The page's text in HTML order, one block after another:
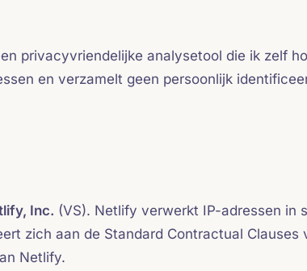
privacyvriendelijke analysetool die ik zelf
en verzamelt geen persoonlijk
Inc. (VS). Netlify verwerkt IP-adressen in
zich aan de Standard Contractual
Netlify.